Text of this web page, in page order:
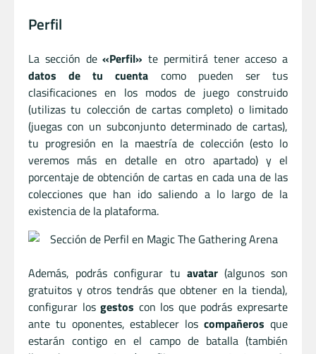
Perfil
La sección de«Perfil» te permitirá tener acceso a
datos de tu cuenta como pueden ser tus
clasificaciones en los modos de juego construido
(utilizas tu colección de cartas completo) o limitado
(juegas con un subconjunto determinado de cartas),
tu progresión en la maestría de colección (esto lo
veremos más en detalle en otro apartado) y el
porcentaje de obtención de cartas en cada una de las
colecciones que han ido saliendo a lo largo de la
existencia de la plataforma.
Además, podrás configurar tu avatar(algunos son
gratuitos y otros tendrás que obtener en la tienda),
configurar losgestos con los que podrás expresarte
ante tu oponentes, establecer loscompañeros que
estarán contigo en el campo de batalla (también